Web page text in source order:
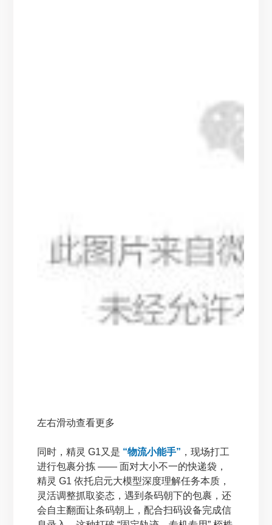
左右滑动查看更多
同时，精灵 G1又是 “物流小能手” ，现场打工
进行包裹分拣 —— 面对大小不一的快递袋，
精灵 G1 依托启元大模型深度理解任务本质，
灵活调整抓取姿态，遇到条码朝下的包裹，还
会自主翻面让条码朝上，配合扫码设备完成信